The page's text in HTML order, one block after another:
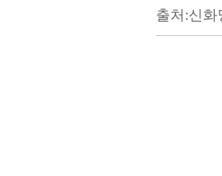
출처:신화